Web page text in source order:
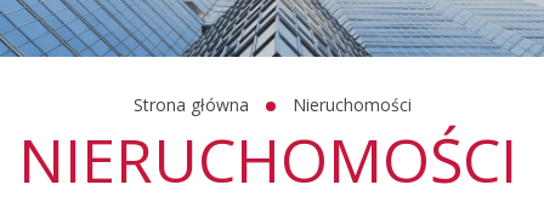
Strona główna Nieruchomości
NIERUCHOMOŚCI